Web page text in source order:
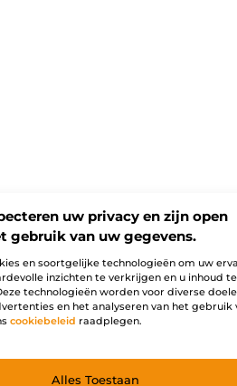
uw privacy en zijn open
gebruik van uw gegevens.
en soortgelijke technologieën om uw
inzichten te verkrijgen en u inhoud
technologieën worden voor diverse
en het analyseren van het gebruik
cookiebeleid raadplegen.
Alles Toestaan